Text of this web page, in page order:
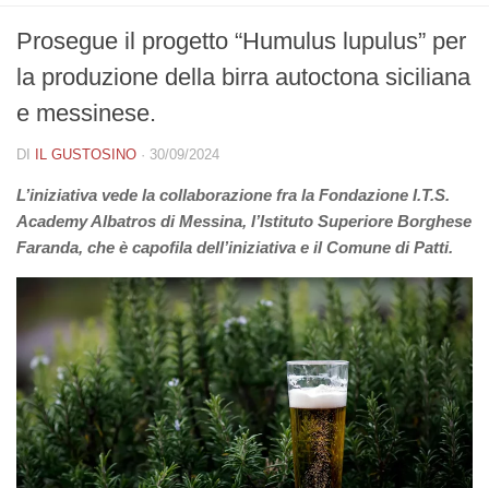
Prosegue il progetto “Humulus lupulus” per
la produzione della birra autoctona siciliana
e messinese.
DI IL GUSTOSINO · 30/09/2024
L’iniziativa vede la collaborazione fra la Fondazione I.T.S.
Academy Albatros di Messina, l’Istituto Superiore Borghese
Faranda, che è capofila dell’iniziativa e il Comune di Patti.